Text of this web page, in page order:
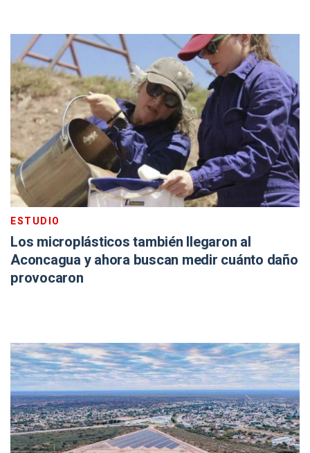
ESTUDIO
Los microplásticos también llegaron al
Aconcagua y ahora buscan medir cuánto daño
provocaron